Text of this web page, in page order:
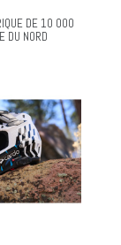
DE 10 000
DU NORD